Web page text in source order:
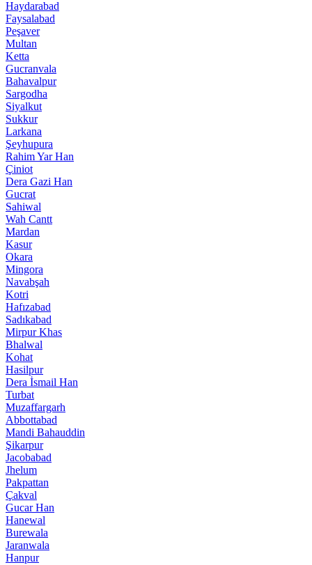
Haydarabad
Faysalabad
Peşaver
Multan
Ketta
Gucranvala
Bahavalpur
Sargodha
Siyalkut
Sukkur
Larkana
Şeyhupura
Rahim Yar Han
Çiniot
Dera Gazi Han
Gucrat
Sahiwal
Wah Cantt
Mardan
Kasur
Okara
Mingora
Navabşah
Kotri
Hafızabad
Sadıkabad
Mirpur Khas
Bhalwal
Kohat
Hasilpur
Dera İsmail Han
Turbat
Muzaffargarh
Abbottabad
Mandi Bahauddin
Şikarpur
Jacobabad
Jhelum
Pakpattan
Çakval
Gucar Han
Hanewal
Burewala
Jaranwala
Hanpur